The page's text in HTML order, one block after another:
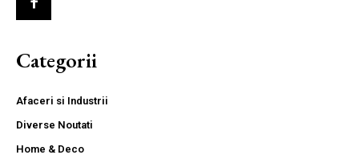
Categorii
Afaceri si Industrii
Diverse Noutati
Home & Deco